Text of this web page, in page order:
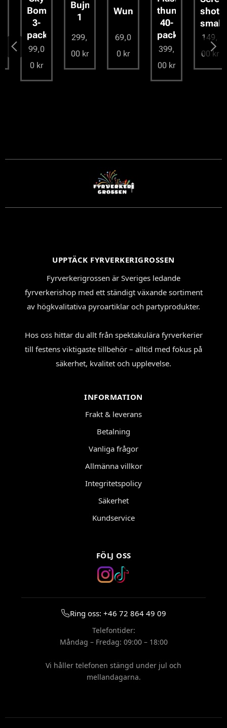
Bomb
pack
99,0
kr
Bujny
299,
kr
Wunderboom
69,0
kr
thunder
40-
pack
399,
kr
shots
small
149,
kr
UPPTÄCK FYRVERKERIGROSSEN
Fyrverkerigrossen är Sveriges ledande
fyrverkerishop med ett ständigt växande sortiment
av högkvalitativa pyroartiklar och partyprodukter.
Hos oss hittar du allt från spektakulära fyrverkerier
till festens viktigaste tillbehör – alltid med fokus på
säkerhet, kvalitet och upplevelse.
INFORMATION
Frakt & leverans
Betalning
Vanliga frågor
Allmänna villkor
Integritetspolicy
Säkerhet
Kundservice
FÖLJ OSS
Ring oss: +46 72 864 49 09
Telefontider:
Måndag – Fredag: 09:00 – 18:00
Vi håller telefonen stängd under jul och
mellandagarna.